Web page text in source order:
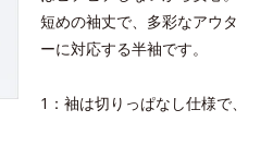
短めの袖丈で、多彩なアウタ
ーに対応する半袖です。
1：袖は切りっぱなし仕様で、